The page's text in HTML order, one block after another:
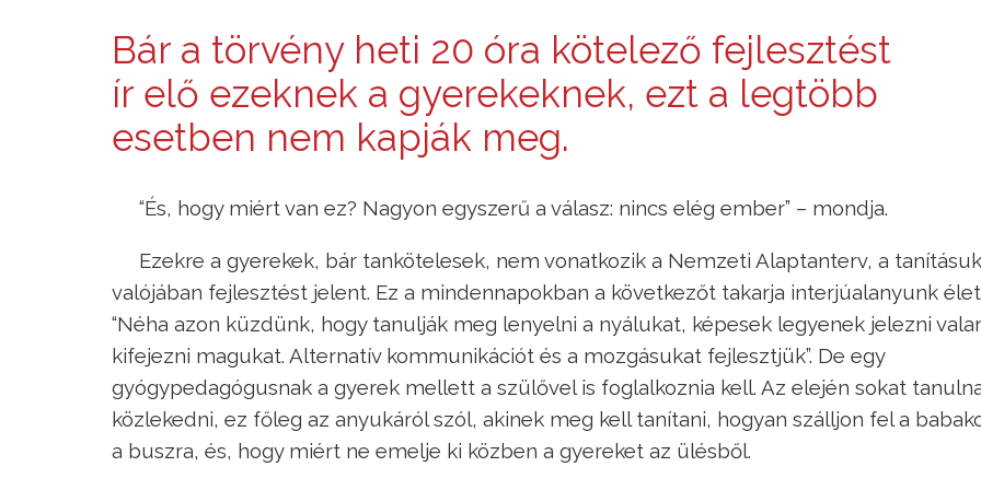
Bár a törvény heti 20 óra kötelező fejlesztést
ír elő ezeknek a gyerekeknek, ezt a legtöbb
esetben nem kapják meg.
“És, hogy miért van ez? Nagyon egyszerű a válasz: nincs elég ember” – mondja.
Ezekre a gyerekek, bár tankötelesek, nem vonatkozik a Nemzeti Alaptanterv, a tanításuk
valójában fejlesztést jelent. Ez a mindennapokban a következőt takarja interjúalanyunk
“Néha azon küzdünk, hogy tanulják meg lenyelni a nyálukat, képesek legyenek jelezni
kifejezni magukat. Alternatív kommunikációt és a mozgásukat fejlesztjük”. De egy
gyógypedagógusnak a gyerek mellett a szülővel is foglalkoznia kell. Az elején sokat
közlekedni, ez főleg az anyukáról szól, akinek meg kell tanítani, hogyan szálljon fel a
a buszra, és, hogy miért ne emelje ki közben a gyereket az ülésből.